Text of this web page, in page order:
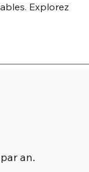
Explorez
an.